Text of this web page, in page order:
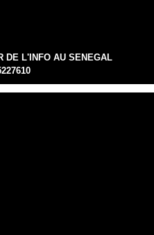
DE L'INFO AU SENEGAL